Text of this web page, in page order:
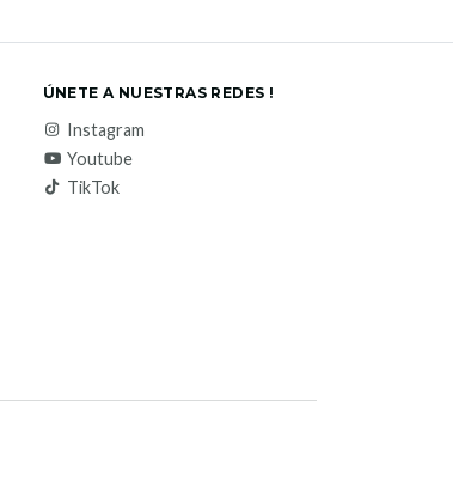
ÚNETE A NUESTRAS REDES !
Instagram
Youtube
TikTok